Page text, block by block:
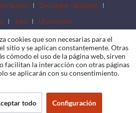
Descargar catálogos
Jobs Ubicaciones
cookies que son necesarias para el
sitio y se aplican constantemente. Otras
cómodo el uso de la página web, sirven
facilitan la interacción con otras páginas
se aplicarán con su consentimiento.
todo Configuración